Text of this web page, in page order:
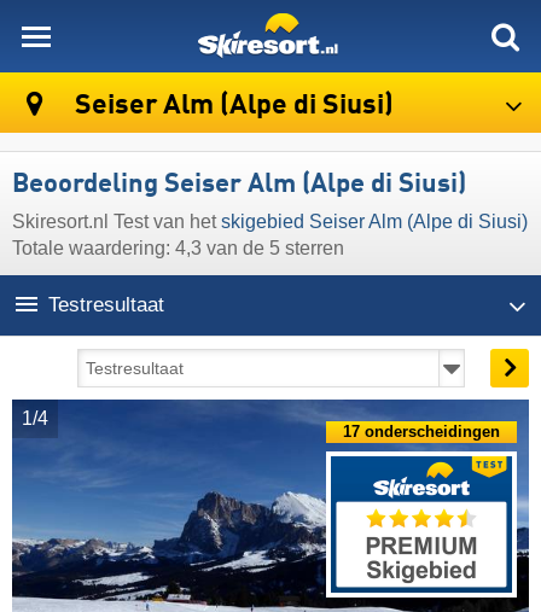
Seiser Alm (Alpe di Siusi)
Beoordeling Seiser Alm (Alpe di Siusi)
Skiresort.nl Test van hetskigebied Seiser Alm (Alpe di Siusi)
Totale waardering: 4,3 van de 5 sterren
Testresultaat
1/4
17 onderscheidingen